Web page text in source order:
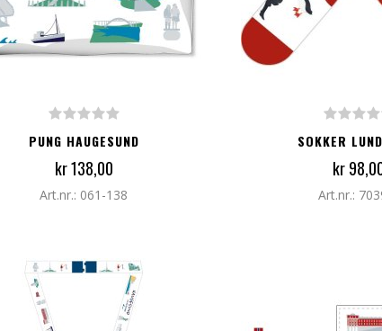
LEGG TIL I HANDLEKURV
PUNG HAUGESUND
kr 138,00
Art.nr.: 061-138
LEGG TIL I
SOKKER
kr
Art.nr.: